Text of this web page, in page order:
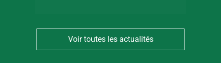
Voir toutes les actualités